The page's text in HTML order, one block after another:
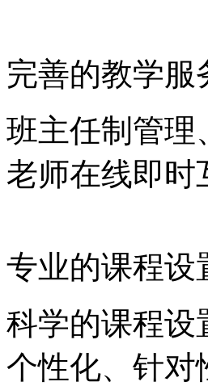
完善的教学服
班主任制管理
老师在线即时
专业的课程设
科学的课程设
个性化、针对